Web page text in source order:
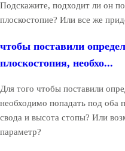
Подскажите, подходит ли он
плоскостопие? Или все же
чтобы поставили
плоскостопия, необхо...
Для того чтобы поставили
необходимо попадать под оба
свода и высота стопы? Или
параметр?